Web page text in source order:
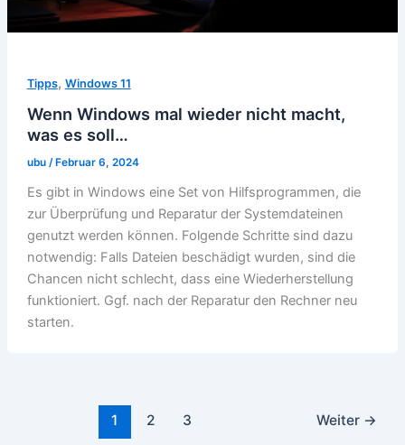
Tipps, Windows 11
Wenn Windows mal wieder nicht macht,
was es soll…
ubu / Februar 6, 2024
Es gibt in Windows eine Set von Hilfsprogrammen, die
zur Überprüfung und Reparatur der Systemdateinen
genutzt werden können. Folgende Schritte sind dazu
notwendig: Falls Dateien beschädigt wurden, sind die
Chancen nicht schlecht, dass eine Wiederherstellung
funktioniert. Ggf. nach der Reparatur den Rechner neu
starten.
1 2 3 Weiter →